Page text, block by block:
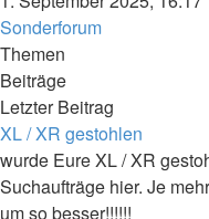
Sonderforum
Themen
Beiträge
Letzter Beitrag
XL / XR gestohlen
wurde Eure XL / XR
Suchaufträge hier. Je
um so besser!!!!!!